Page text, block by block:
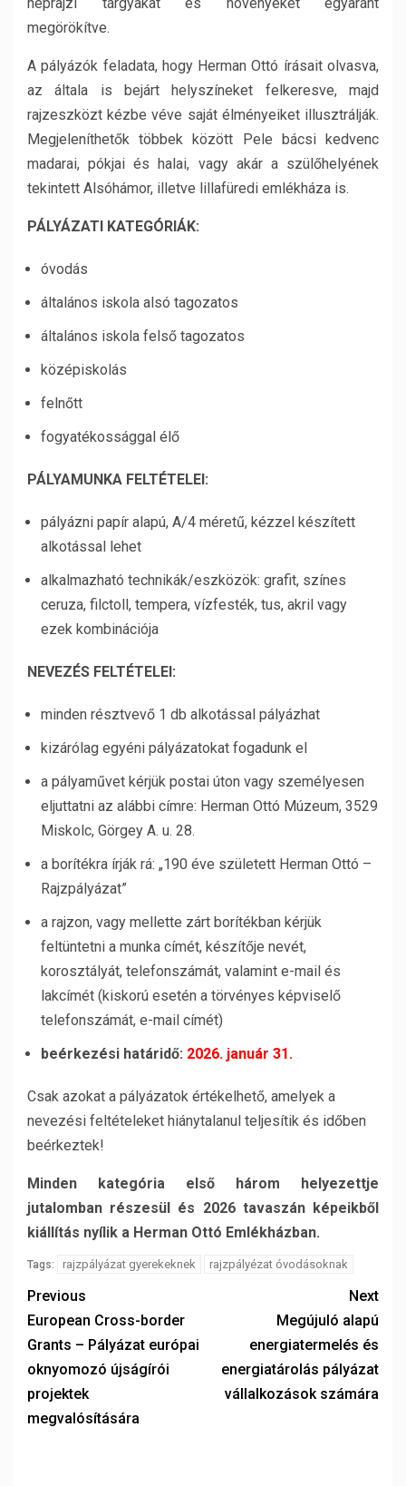
néprajzi tárgyakat és növényeket egyaránt
megörökítve.
A pályázók feladata, hogy Herman Ottó írásait olvasva,
az általa is bejárt helyszíneket felkeresve, majd
rajzeszközt kézbe véve saját élményeiket illusztrálják.
Megjeleníthetők többek között Pele bácsi kedvenc
madarai, pókjai és halai, vagy akár a szülőhelyének
tekintett Alsóhámor, illetve lillafüredi emlékháza is.
PÁLYÁZATI KATEGÓRIÁK:
óvodás
általános iskola alsó tagozatos
általános iskola felső tagozatos
középiskolás
felnőtt
fogyatékossággal élő
PÁLYAMUNKA FELTÉTELEI:
pályázni papír alapú, A/4 méretű, kézzel készített
alkotással lehet
alkalmazható technikák/eszközök: grafit, színes
ceruza, filctoll, tempera, vízfesték, tus, akril vagy
ezek kombinációja
NEVEZÉS FELTÉTELEI:
minden résztvevő 1 db alkotással pályázhat
kizárólag egyéni pályázatokat fogadunk el
a pályaművet kérjük postai úton vagy személyesen
eljuttatni az alábbi címre: Herman Ottó Múzeum, 3529
Miskolc, Görgey A. u. 28.
a borítékra írják rá: „190 éve született Herman Ottó –
Rajzpályázat”
a rajzon, vagy mellette zárt borítékban kérjük
feltüntetni a munka címét, készítője nevét,
korosztályát, telefonszámát, valamint e-mail és
lakcímét (kiskorú esetén a törvényes képviselő
telefonszámát, e-mail címét)
beérkezési határidő: 2026. január 31.
Csak azokat a pályázatok értékelhető, amelyek a
nevezési feltételeket hiánytalanul teljesítik és időben
beérkeztek!
Minden kategória első három helyezettje
jutalomban részesül és 2026 tavaszán képeikből
kiállítás nyílik a Herman Ottó Emlékházban.
Tags: rajzpályázat gyerekeknek rajzpályézat óvodásoknak
Previous
European Cross-border
Grants – Pályázat európai
oknyomozó újságírói
projektek
megvalósítására
Next
Megújuló alapú
energiatermelés és
energiatárolás pályázat
vállalkozások számára